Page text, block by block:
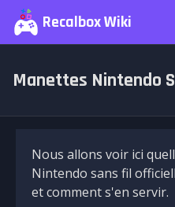
Recalbox Wiki
Manettes Nintendo
Nous allons voir ici
Nintendo sans fil
et comment s'en servir.